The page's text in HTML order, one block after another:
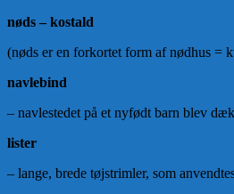
nøds – kostald
(nøds er en forkortet form af nødhus =
navlebind
– navlestedet på et nyfødt barn blev
lister
– lange, brede tøjstrimler, som